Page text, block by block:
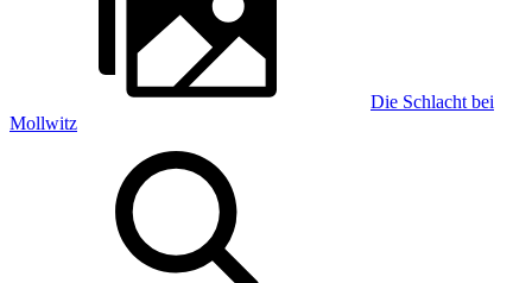
Die Schlacht bei
Mollwitz